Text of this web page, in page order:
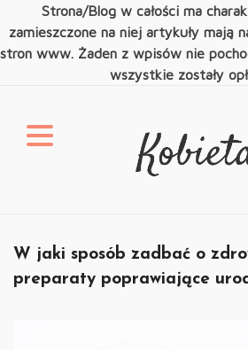
Strona/Blog w całości ma
zamieszczone na niej artykuły mają
stron www. Żaden z wpisów nie
wszystkie zostały
content
W jaki sposób zadbać o
preparaty poprawiające